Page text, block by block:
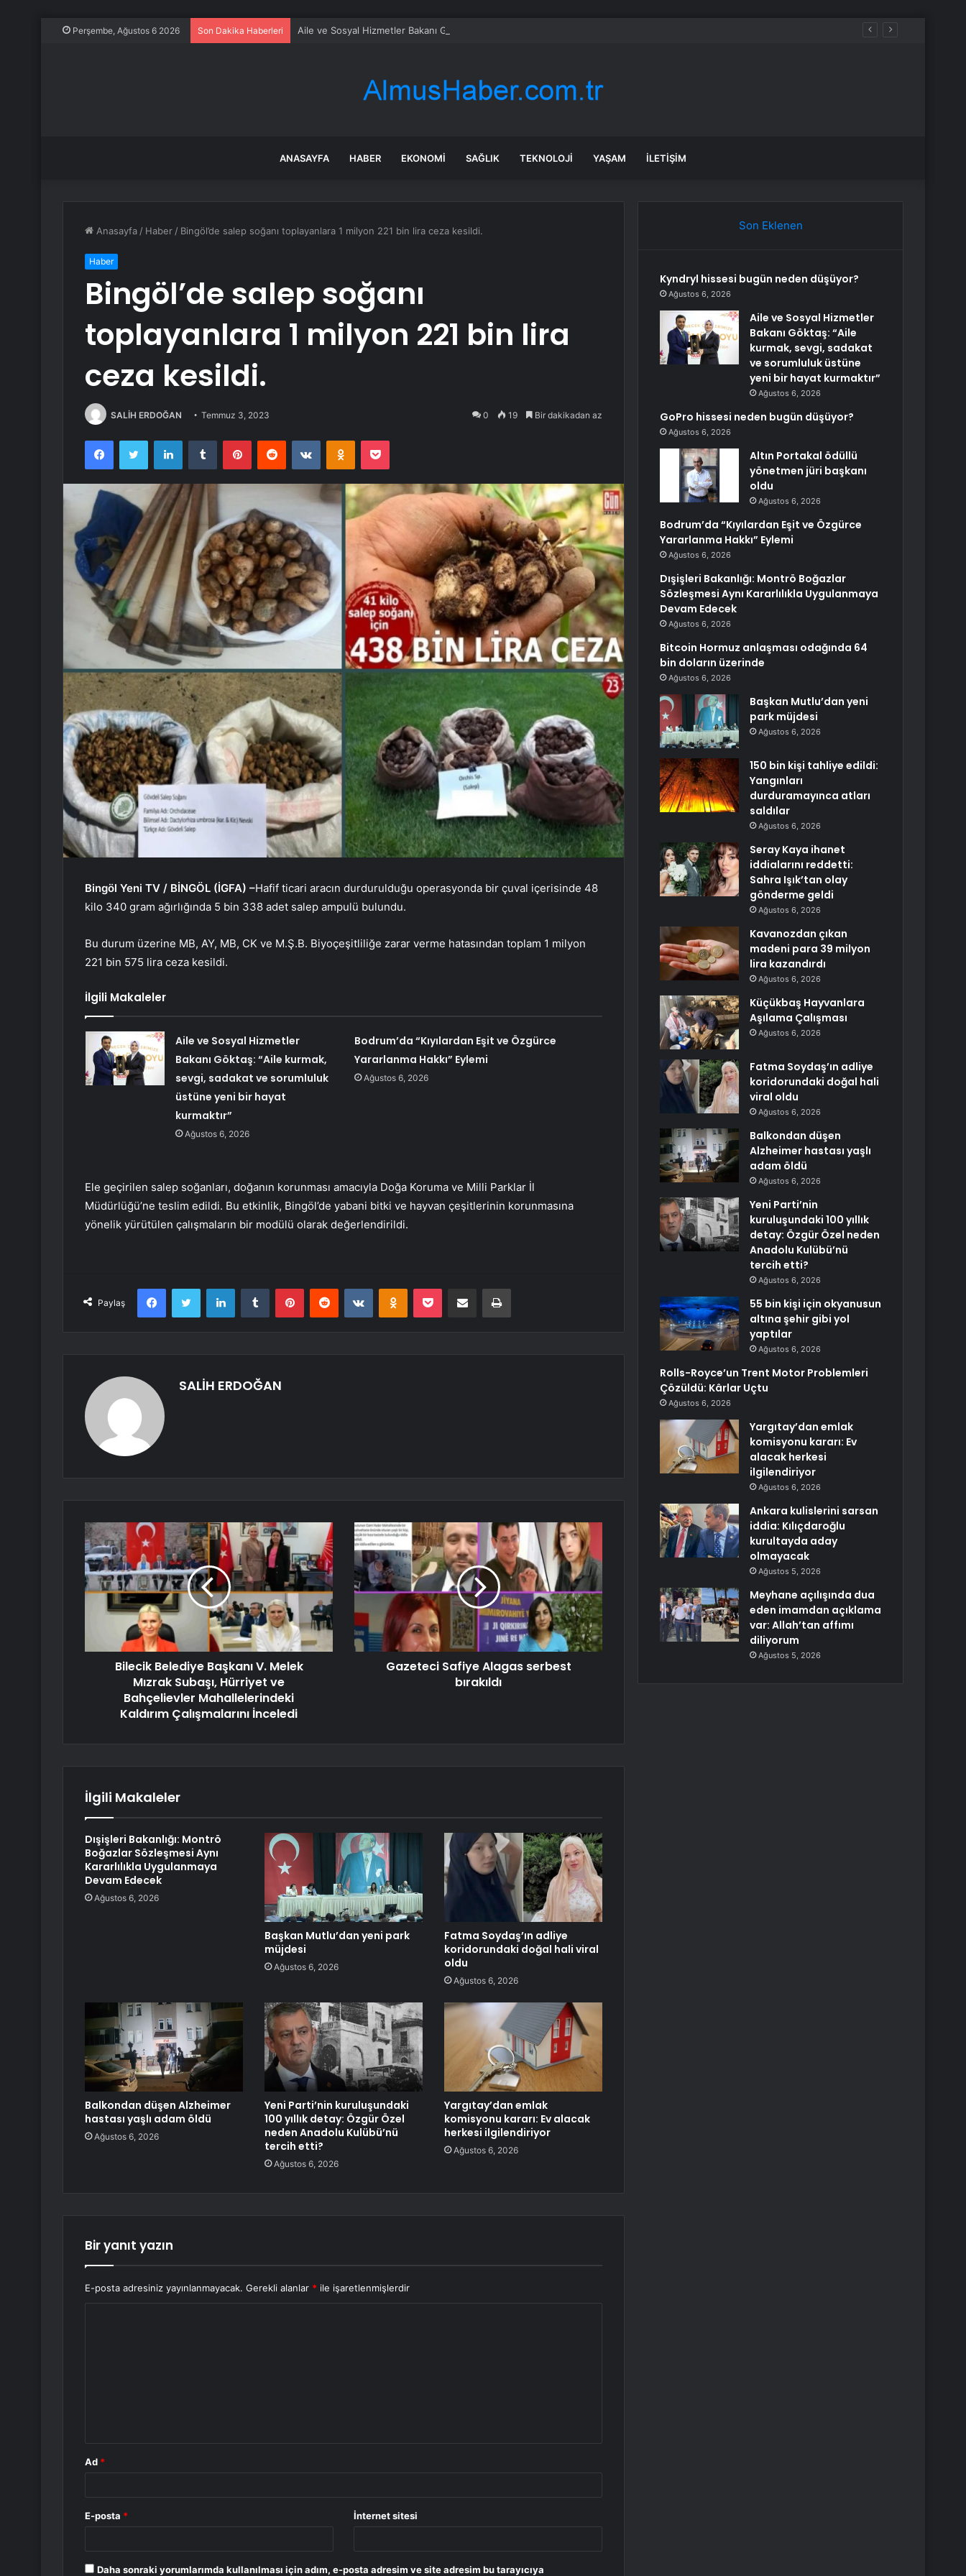
Perşembe, Ağustos 6 2026 Son Dakika Haberleri Aile ve Sosyal Hizmetler Bakanı Göktaş: “Aile kurmak, sevgi, sadakat ve sorumluluk üstüne yeni bir hayat kurmaktır”
ANASAYFA HABER EKONOMI SAĞLIK TEKNOLOJI YAŞAM İLETIŞIM
Anasayfa / Haber / Bingöl’de salep soğanı toplayanlara 1 milyon 221 bin lira ceza kesildi.
Haber
Bingöl’de salep soğanı
toplayanlara 1 milyon 221 bin lira
ceza kesildi.
SALİH ERDOĞAN Temmuz 3, 2023 0 19 Bir dakikadan az
FacebookTwitter LinkedInTumblr PinterestReddit VKontakteOdnoklassniki
Pocket
Bingöl Yeni TV / BİNGÖL (İGFA) –Hafif ticari aracın durdurulduğu operasyonda bir çuval içerisinde 48
kilo 340 gram ağırlığında 5 bin 338 adet salep ampulü bulundu.
Bu durum üzerine MB, AY, MB, CK ve M.Ş.B. Biyoçeşitliliğe zarar verme hatasından toplam 1 milyon
221 bin 575 lira ceza kesildi.
İlgili Makaleler
Aile ve Sosyal Hizmetler
Bakanı Göktaş: “Aile kurmak,
sevgi, sadakat ve sorumluluk
üstüne yeni bir hayat
kurmaktır”
Ağustos 6, 2026
Bodrum’da “Kıyılardan Eşit ve Özgürce
Yararlanma Hakkı” Eylemi
Ağustos 6, 2026
Ele geçirilen salep soğanları, doğanın korunması amacıyla Doğa Koruma ve Milli Parklar İl
Müdürlüğü’ne teslim edildi. Bu etkinlik, Bingöl’de yabani bitki ve hayvan çeşitlerinin korunmasına
yönelik yürütülen çalışmaların bir modülü olarak değerlendirildi.
Paylaş
FacebookTwitter LinkedInTumblr PinterestReddit VKontakteOdnoklassniki
Pocket E-Posta ile paylaş Yazdır
SALİH ERDOĞAN
Bilecik Belediye Başkanı V. Melek
Mızrak Subaşı, Hürriyet ve
Bahçelievler Mahallelerindeki
Kaldırım Çalışmalarını İnceledi
Gazeteci Safiye Alagas serbest
bırakıldı
İlgili Makaleler
Dışişleri Bakanlığı: Montrö
Boğazlar Sözleşmesi Aynı
Kararlılıkla Uygulanmaya
Devam Edecek
Ağustos 6, 2026
Başkan Mutlu’dan yeni park
müjdesi
Ağustos 6, 2026
Fatma Soydaş’ın adliye
koridorundaki doğal hali viral
oldu
Ağustos 6, 2026
Balkondan düşen Alzheimer
hastası yaşlı adam öldü
Ağustos 6, 2026
Yeni Parti’nin kuruluşundaki
100 yıllık detay: Özgür Özel
neden Anadolu Kulübü’nü
tercih etti?
Ağustos 6, 2026
Yargıtay’dan emlak
komisyonu kararı: Ev alacak
herkesi ilgilendiriyor
Ağustos 6, 2026
Bir yanıt yazın
E-posta adresiniz yayınlanmayacak. Gerekli alanlar * ile işaretlenmişlerdir
Ad *
E-posta * İnternet sitesi
Daha sonraki yorumlarımda kullanılması için adım, e-posta adresim ve site adresim bu tarayıcıya
Son Eklenen
Kyndryl hissesi bugün neden düşüyor?
Ağustos 6, 2026
Aile ve Sosyal Hizmetler
Bakanı Göktaş: “Aile
kurmak, sevgi, sadakat
ve sorumluluk üstüne
yeni bir hayat kurmaktır”
Ağustos 6, 2026
GoPro hissesi neden bugün düşüyor?
Ağustos 6, 2026
Altın Portakal ödüllü
yönetmen jüri başkanı
oldu
Ağustos 6, 2026
Bodrum’da “Kıyılardan Eşit ve Özgürce
Yararlanma Hakkı” Eylemi
Ağustos 6, 2026
Dışişleri Bakanlığı: Montrö Boğazlar
Sözleşmesi Aynı Kararlılıkla Uygulanmaya
Devam Edecek
Ağustos 6, 2026
Bitcoin Hormuz anlaşması odağında 64
bin doların üzerinde
Ağustos 6, 2026
Başkan Mutlu’dan yeni
park müjdesi
Ağustos 6, 2026
150 bin kişi tahliye edildi:
Yangınları
durduramayınca atları
saldılar
Ağustos 6, 2026
Seray Kaya ihanet
iddialarını reddetti:
Sahra Işık’tan olay
gönderme geldi
Ağustos 6, 2026
Kavanozdan çıkan
madeni para 39 milyon
lira kazandırdı
Ağustos 6, 2026
Küçükbaş Hayvanlara
Aşılama Çalışması
Ağustos 6, 2026
Fatma Soydaş’ın adliye
koridorundaki doğal hali
viral oldu
Ağustos 6, 2026
Balkondan düşen
Alzheimer hastası yaşlı
adam öldü
Ağustos 6, 2026
Yeni Parti’nin
kuruluşundaki 100 yıllık
detay: Özgür Özel neden
Anadolu Kulübü’nü
tercih etti?
Ağustos 6, 2026
55 bin kişi için okyanusun
altına şehir gibi yol
yaptılar
Ağustos 6, 2026
Rolls-Royce’un Trent Motor Problemleri
Çözüldü: Kârlar Uçtu
Ağustos 6, 2026
Yargıtay’dan emlak
komisyonu kararı: Ev
alacak herkesi
ilgilendiriyor
Ağustos 6, 2026
Ankara kulislerini sarsan
iddia: Kılıçdaroğlu
kurultayda aday
olmayacak
Ağustos 5, 2026
Meyhane açılışında dua
eden imamdan açıklama
var: Allah’tan affımı
diliyorum
Ağustos 5, 2026